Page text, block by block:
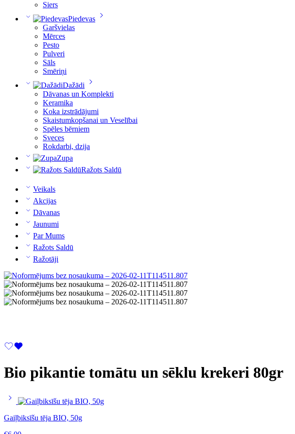
Siers
Piedevas
Garšvielas
Mērces
Pesto
Pulveri
Sāls
Smēriņi
Dažādi
Dāvanas un Komplekti
Keramika
Koka izstrādājumi
Skaistumkopšanai un Veselībai
Spēles bērniem
Sveces
Rokdarbi, dzija
Zupa
Ražots Saldū
Veikals
Akcijas
Dāvanas
Jaunumi
Par Mums
Ražots Saldū
Ražotāji
Bio pikantie tomātu un sēklu krekeri 80gr
Gaiļbiksīšu tēja BIO, 50g